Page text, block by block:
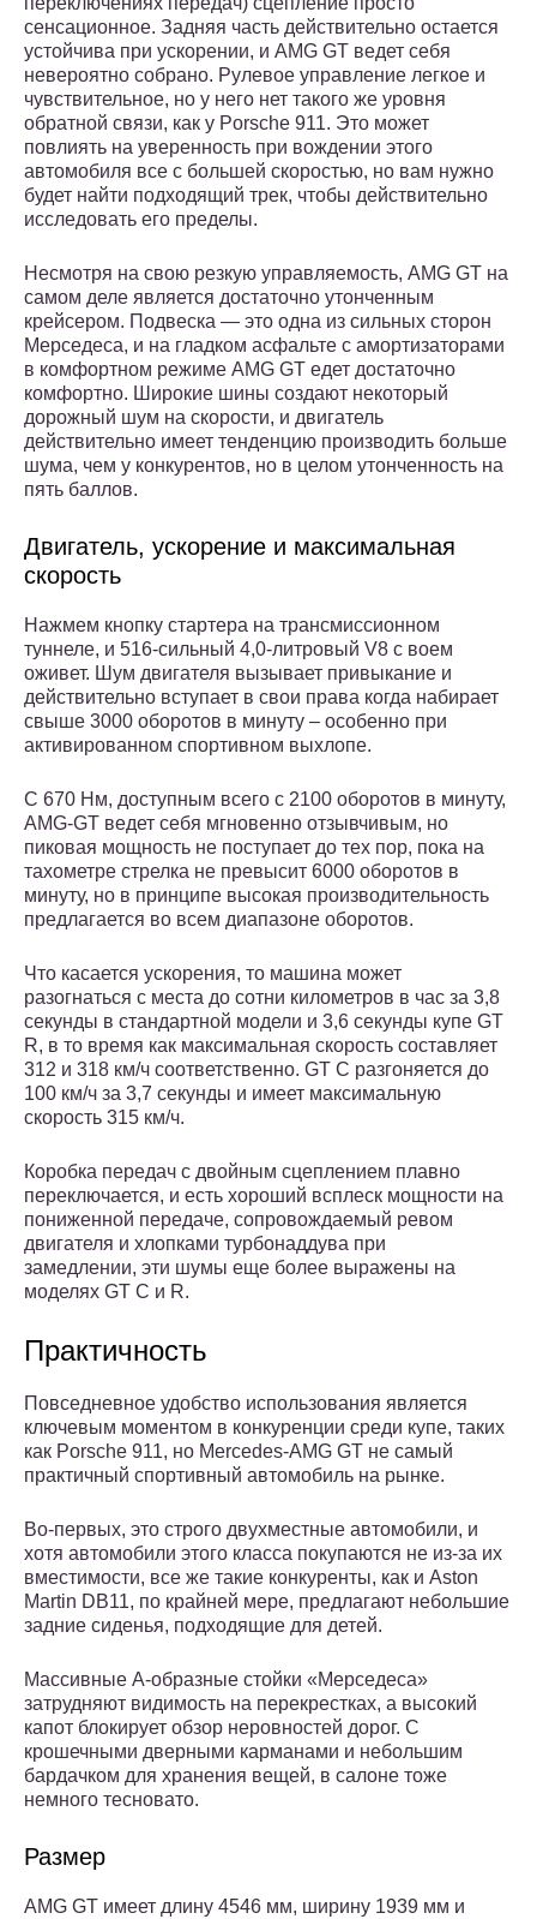
сенсационное. Задняя часть действительно остается
устойчива при ускорении, и AMG GT ведет себя
невероятно собрано. Рулевое управление легкое и
чувствительное, но у него нет такого же уровня
обратной связи, как у Porsche 911. Это может
повлиять на уверенность при вождении этого
автомобиля все с большей скоростью, но вам нужно
будет найти подходящий трек, чтобы действительно
исследовать его пределы.
Несмотря на свою резкую управляемость, AMG GT на
самом деле является достаточно утонченным
крейсером. Подвеска — это одна из сильных сторон
Мерседеса, и на гладком асфальте с амортизаторами
в комфортном режиме AMG GT едет достаточно
комфортно. Широкие шины создают некоторый
дорожный шум на скорости, и двигатель
действительно имеет тенденцию производить больше
шума, чем у конкурентов, но в целом утонченность на
пять баллов.
Двигатель, ускорение и максимальная
скорость
Нажмем кнопку стартера на трансмиссионном
туннеле, и 516-сильный 4,0-литровый V8 с воем
оживет. Шум двигателя вызывает привыкание и
действительно вступает в свои права когда набирает
свыше 3000 оборотов в минуту – особенно при
активированном спортивном выхлопе.
С 670 Нм, доступным всего с 2100 оборотов в минуту,
AMG-GT ведет себя мгновенно отзывчивым, но
пиковая мощность не поступает до тех пор, пока на
тахометре стрелка не превысит 6000 оборотов в
минуту, но в принципе высокая производительность
предлагается во всем диапазоне оборотов.
Что касается ускорения, то машина может
разогнаться с места до сотни километров в час за 3,8
секунды в стандартной модели и 3,6 секунды купе GT
R, в то время как максимальная скорость составляет
312 и 318 км/ч соответственно. GT C разгоняется до
100 км/ч за 3,7 секунды и имеет максимальную
скорость 315 км/ч.
Коробка передач с двойным сцеплением плавно
переключается, и есть хороший всплеск мощности на
пониженной передаче, сопровождаемый ревом
двигателя и хлопками турбонаддува при
замедлении, эти шумы еще более выражены на
моделях GT C и R.
Практичность
Повседневное удобство использования является
ключевым моментом в конкуренции среди купе, таких
как Porsche 911, но Mercedes-AMG GT не самый
практичный спортивный автомобиль на рынке.
Во-первых, это строго двухместные автомобили, и
хотя автомобили этого класса покупаются не из-за их
вместимости, все же такие конкуренты, как и Aston
Martin DB11, по крайней мере, предлагают небольшие
задние сиденья, подходящие для детей.
Массивные А-образные стойки «Мерседеса»
затрудняют видимость на перекрестках, а высокий
капот блокирует обзор неровностей дорог. С
крошечными дверными карманами и небольшим
бардачком для хранения вещей, в салоне тоже
немного тесновато.
Размер
AMG GT имеет длину 4546 мм, ширину 1939 мм и